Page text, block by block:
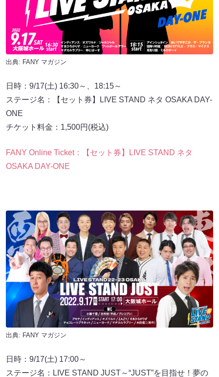
出典: FANY マガジン
日時：9/17(土) 16:30～、18:15～
ステージ名：【セット券】LIVE STAND ネタ OSAKA DAY-
ONE
チケット料金：1,500円(税込)
FANY Online Ticket：【セット券】LIVE STAND ネタ
OSAKA DAY-ONE
出典: FANY マガジン
日時：9/17(土) 17:00～
ステージ名：LIVE STAND JUST～“JUST”を目指せ！夢の